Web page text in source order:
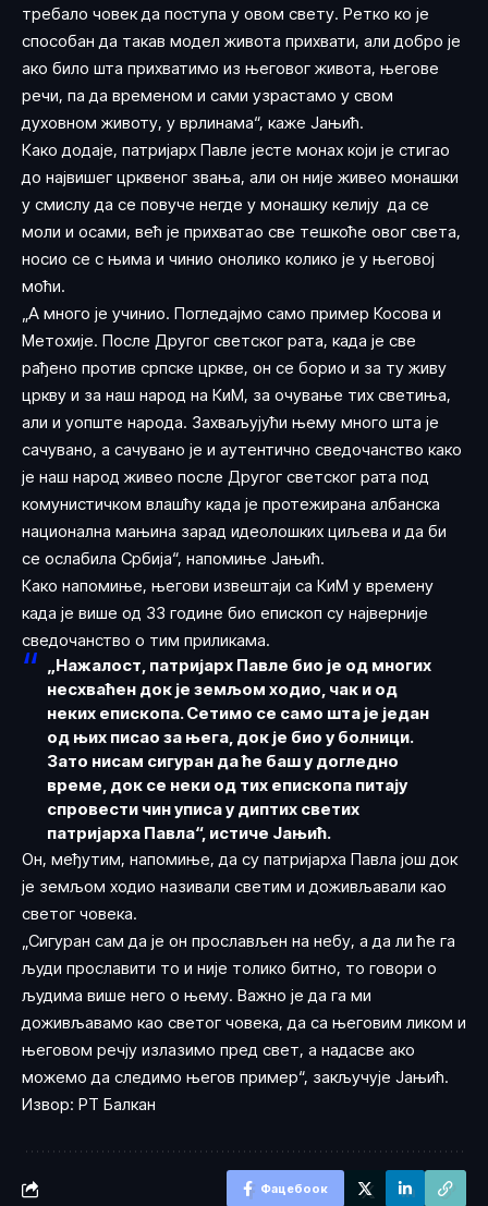
требало човек да поступа у овом свету. Ретко ко је
способан да такав модел живота прихвати, али добро је
ако било шта прихватимо из његовог живота, његове
речи, па да временом и сами узрастамо у свом
духовном животу, у врлинама“, каже Јањић.
Како додаје, патријарх Павле јесте монах који је стигао
до највишег црквеног звања, али он није живео монашки
у смислу да се повуче негде у монашку келију да се
моли и осами, већ је прихватао све тешкоће овог света,
носио се с њима и чинио онолико колико је у његовој
моћи.
„А много је учинио. Погледајмо само пример Косова и
Метохије. После Другог светског рата, када је све
рађено против српске цркве, он се борио и за ту живу
цркву и за наш народ на КиМ, за очување тих светиња,
али и уопште народа. Захваљујући њему много шта је
сачувано, а сачувано је и аутентично сведочанство како
је наш народ живео после Другог светског рата под
комунистичком влашћу када је протежирана албанска
национална мањина зарад идеолошких циљева и да би
се ослабила Србија“, напомиње Јањић.
Како напомиње, његови извештаји са КиМ у времену
када је више од 33 године био епископ су најверније
сведочанство о тим приликама.
„Нажалост, патријарх Павле био је од многих
несхваћен док је земљом ходио, чак и од
неких епископа. Сетимо се само шта је један
од њих писао за њега, док је био у болници.
Зато нисам сигуран да ће баш у догледно
време, док се неки од тих епископа питају
спровести чин уписа у диптих светих
патријарха Павла“, истиче Јањић.
Он, међутим, напомиње, да су патријарха Павла још док
је земљом ходио називали светим и доживљавали као
светог човека.
„Сигуран сам да је он прослављен на небу, а да ли ће га
људи прославити то и није толико битно, то говори о
људима више него о њему. Важно је да га ми
доживљавамо као светог човека, да са његовим ликом и
његовом речју излазимо пред свет, а надасве ако
можемо да следимо његов пример“, закључује Јањић.
Извор: РТ Балкан
Фацебоок